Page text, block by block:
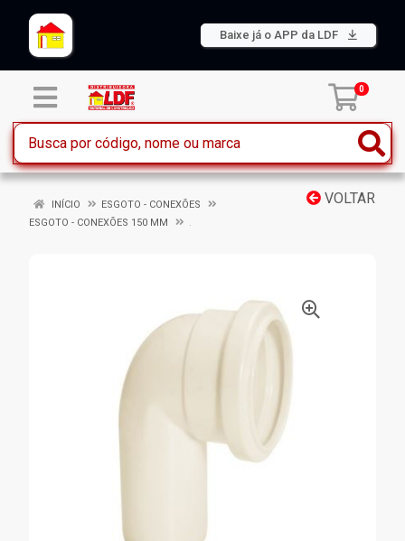
Baixe já o APP da LDF
0
VOLTAR
INÍCIO
ESGOTO - CONEXÕES
ESGOTO - CONEXÕES 150 MM
.